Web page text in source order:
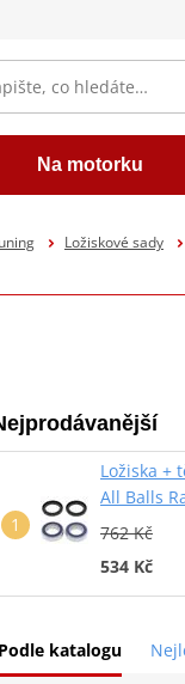
Na motorku
Ložiskové sady
Ložiska +
All Balls
762 Kč
534 Kč
Podle katalogu